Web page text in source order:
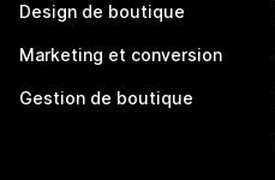
Design de boutique
Marketing et conversion
Gestion de boutique